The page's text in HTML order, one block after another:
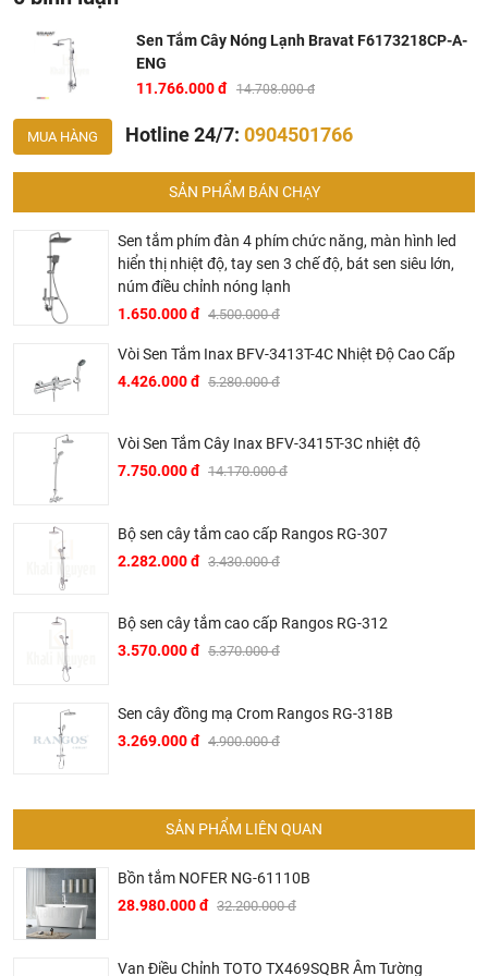
Khalinguyen.vn là đơn vị cung cấp sản phẩm
Bravat chính thức và chính hãng tại Việt Nam, chúng tôi
cam kết các sản phẩmBravatđược phân phối bởi
Hiện tại chúng tôi có rất nhiềuchương trình khuyến
mãihấp dẫn, để biết chi tiết vui lòng chat hoặc gọi điện
vào hotline để được tư vấn chi tiết
BRAVAT – TINH HOA ĐẲNG CẤP CỦA NƯỚC ĐỨC
▶ Bravat là thương hiệu cao cấp các sản phẩm nhà tắm
thuộc sở hữu của Roman Dietsche, một nhà cung cấp thiết
bị vệ sinh của Đức có bề dày lịch sử hơn 145 năm. Khởi
Baden – Württemberg tây nam nước Đức vào năm 1873,
sau hơn 2 thế kỷ phát triển, đến nay Bravat đã trở thành một
trong những thương hiệu thiết bị vệ sinh hàng đầu thế giới.
▶ Các sản phẩm của Bravat đã được sử dụng trong nhiều
công trình hạng sang của thế như hệ thống trong các hệ
thống khách sạn hạng sang của Intercontinetal, Conrad
Hilton, Sheraton, Le Méri­di­en, Marriott hay trên các hạm
thuyền du lịch siêu sang của AI­DA Crui­se Ship.
▶ Tại Việt Nam, Bravat mặc dù là thương hiệu mới mẻ
Nhiều khách sạn hạng sang tại thủ phủ du lịch miền Trung
Việt Nam đã sử dụng các sản phẩm của Bravat trong đó có
nhiều tên tuổi lớn trong ngành du lịch khách sạn Việt Nam
như khách sạn Melia, Accor, Anantara, Sheraton, Fusion
Suites, Cocobay, Alacarte,…
▶ Không chỉ hiện diện trong các khách sạn khu nghỉ dưỡng
Sen Tắm Cây Nóng Lạnh Bravat F6173218CP-A-
ENG
11.766.000 đ 14.708.000 đ
MUA HÀNG Hotline 24/7: 0904501766
SẢN PHẨM BÁN CHẠY
Sen tắm phím đàn 4 phím chức năng, màn hình led
hiển thị nhiệt độ, tay sen 3 chế độ, bát sen siêu lớn,
núm điều chỉnh nóng lạnh
1.650.000 đ 4.500.000 đ
Vòi Sen Tắm Inax BFV-3413T-4C Nhiệt Độ Cao Cấp
4.426.000 đ 5.280.000 đ
Vòi Sen Tắm Cây Inax BFV-3415T-3C nhiệt độ
7.750.000 đ 14.170.000 đ
Bộ sen cây tắm cao cấp Rangos RG-307
2.282.000 đ 3.430.000 đ
Bộ sen cây tắm cao cấp Rangos RG-312
3.570.000 đ 5.370.000 đ
Sen cây đồng mạ Crom Rangos RG-318B
3.269.000 đ 4.900.000 đ
SẢN PHẨM LIÊN QUAN
Bồn tắm NOFER NG-61110B
28.980.000 đ 32.200.000 đ
Van Điều Chỉnh TOTO TX469SQBR Âm Tường